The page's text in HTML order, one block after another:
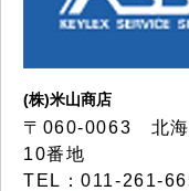
(株)米山商店
〒060-0063 北海
10番地
TEL：011-261-